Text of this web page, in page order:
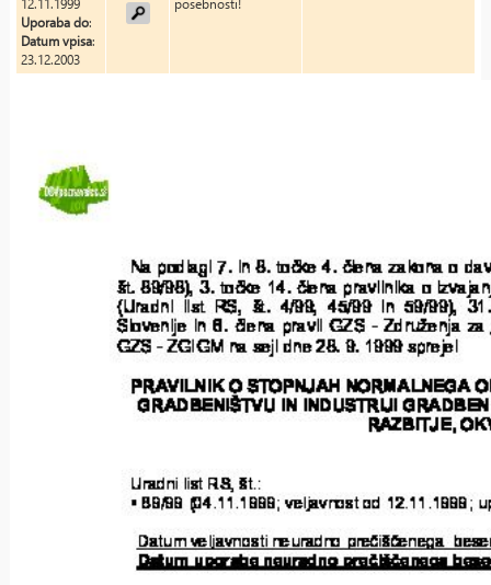
12.11.1999
Uporaba do:
Datum vpisa:
23.12.2003
posebnosti!